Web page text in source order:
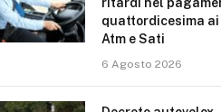
quattordicesima
Atm e Sati
6 Agosto 2026